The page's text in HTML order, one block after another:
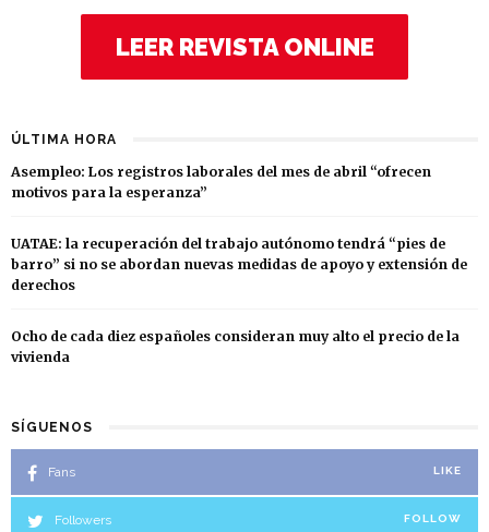
LEER REVISTA ONLINE
ÚLTIMA HORA
Asempleo: Los registros laborales del mes de abril “ofrecen
motivos para la esperanza”
UATAE: la recuperación del trabajo autónomo tendrá “pies de
barro” si no se abordan nuevas medidas de apoyo y extensión de
derechos
Ocho de cada diez españoles consideran muy alto el precio de la
vivienda
SÍGUENOS
Fans LIKE
Followers FOLLOW